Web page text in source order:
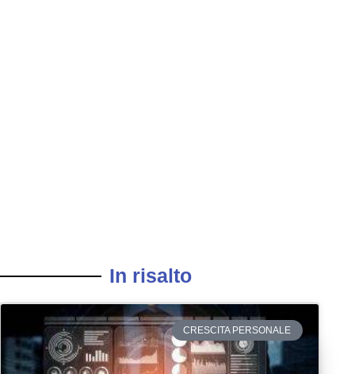
In risalto
CRESCITA PERSONALE